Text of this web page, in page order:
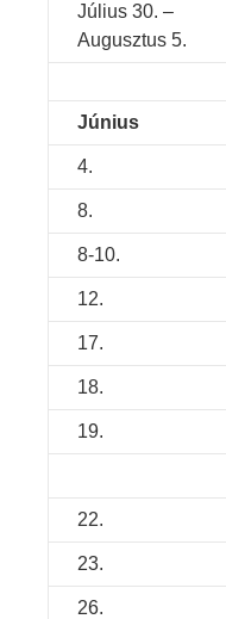
Július 30. –
Augusztus 5.
Június
4.
8.
8-10.
12.
17.
18.
19.
22.
23.
26.